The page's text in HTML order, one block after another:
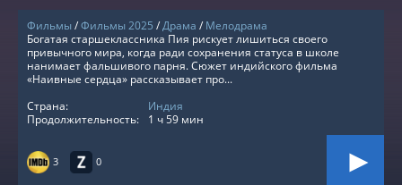
Фильмы/Фильмы 2025 /Драма / Мелодрама
3 0
Богатая старшеклассника Пия рискует лишиться своего
привычного мира, когда ради сохранения статуса в школе
нанимает фальшивого парня. Сюжет индийского фильма
«Наивные сердца» рассказывает про...
Страна:
Индия
Продолжительность:
1 ч 59 мин